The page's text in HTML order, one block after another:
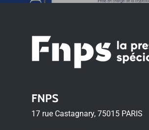
FNPS
17 rue Castagnary, 75015 PARIS